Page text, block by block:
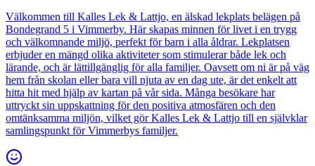
Välkommen till Kalles Lek & Lattjo, en älskad lekplats belägen på
Bondegrand 5 i Vimmerby. Här skapas minnen för livet i en trygg
och välkomnande miljö, perfekt för barn i alla åldrar. Lekplatsen
erbjuder en mängd olika aktiviteter som stimulerar både lek och
lärande, och är lättillgänglig för alla familjer. Oavsett om ni är på väg
hem från skolan eller bara vill njuta av en dag ute, är det enkelt att
hitta hit med hjälp av kartan på vår sida. Många besökare har
uttryckt sin uppskattning för den positiva atmosfären och den
omtänksamma miljön, vilket gör Kalles Lek & Lattjo till en självklar
samlingspunkt för Vimmerbys familjer.